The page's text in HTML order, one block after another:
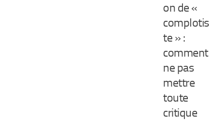
on de «
complotis
te » :
comment
ne pas
mettre
toute
critique